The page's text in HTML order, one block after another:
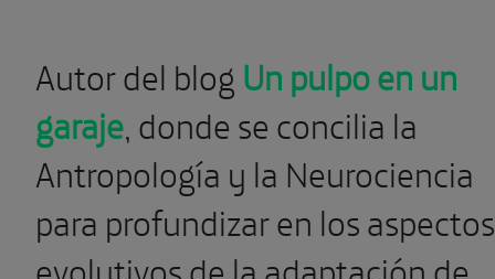
Autor del blog Un pulpo en un
garaje, donde se concilia la
Antropología y la Neurociencia
para profundizar en los aspectos